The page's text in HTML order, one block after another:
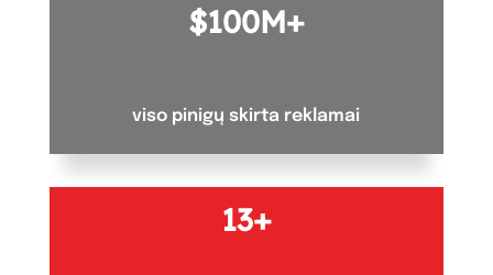
100M+
viso pinigų skirta reklamai
13+